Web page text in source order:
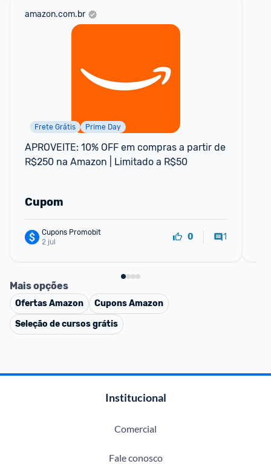
amazon.com.br
Frete Grátis Prime Day
APROVEITE: 10% OFF em compras a partir de
R$250 na Amazon | Limitado a R$50
Cupom
Cupons Promobit
2 jul
0 1
Mais opções
OfertasAmazon CuponsAmazon
Seleção de cursos grátis
Institucional
Comercial
Fale conosco